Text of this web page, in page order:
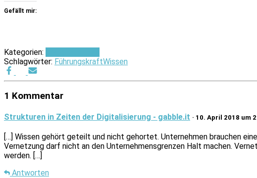
Gefällt mir:
Kategorien:
Schlagwörter: FührungskraftWissen
1 Kommentar
Strukturen in Zeiten der Digitalisierung - gabble.it · 10. April 2018 um
[…] Wissen gehört geteilt und nicht gehortet. Unternehmen brauchen
Vernetzung darf nicht an den Unternehmensgrenzen Halt machen.
werden. […]
Antworten